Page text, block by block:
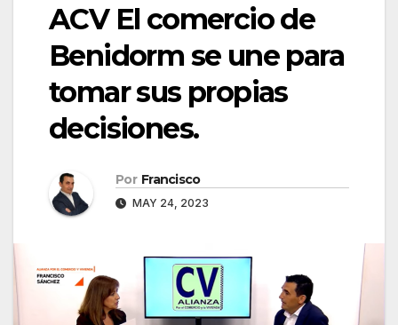
ACV El comercio de
Benidorm se une para
tomar sus propias
decisiones.
Por Francisco
MAY 24, 2023